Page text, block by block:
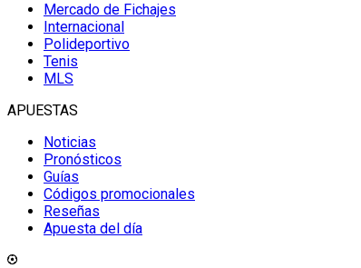
Mercado de Fichajes
Internacional
Polideportivo
Tenis
MLS
APUESTAS
Noticias
Pronósticos
Guías
Códigos promocionales
Reseñas
Apuesta del día